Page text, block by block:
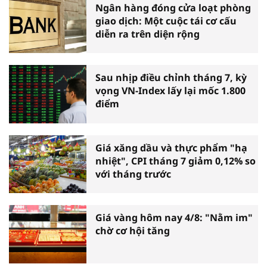
Ngân hàng đóng cửa loạt phòng
giao dịch: Một cuộc tái cơ cấu
diễn ra trên diện rộng
Sau nhịp điều chỉnh tháng 7, kỳ
vọng VN-Index lấy lại mốc 1.800
điểm
Giá xăng dầu và thực phẩm "hạ
nhiệt", CPI tháng 7 giảm 0,12% so
với tháng trước
Giá vàng hôm nay 4/8: "Nằm im"
chờ cơ hội tăng